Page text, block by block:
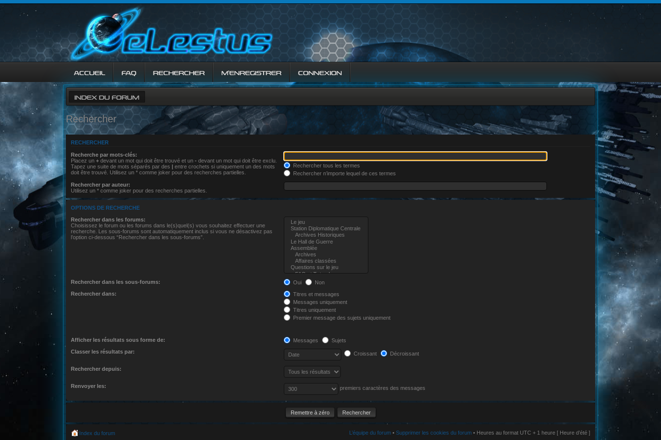
ACCUEIL FAQ RECHERCHER M’ENREGISTRER CONNEXION
INDEX DU FORUM
Rechercher
RECHERCHER
Recherche par mots-clés:
Placez un+ devant un mot qui doit être trouvé et un- devant un mot qui doit être exclu.
Tapez une suite de mots séparés par des | entre crochets si uniquement un des mots
doit être trouvé. Utilisez un * comme joker pour des recherches partielles.
Rechercher tous les termes
Rechercher n’importe lequel de ces termes
Rechercher par auteur:
Utilisez un * comme joker pour des recherches partielles.
OPTIONS DE RECHERCHE
Rechercher dans les forums:
Choisissez le forum ou les forums dans le(s)quel(s) vous souhaitez effectuer une
recherche. Les sous-forums sont automatiquement inclus si vous ne désactivez pas
l’option ci-dessous “Rechercher dans les sous-forums”.
Rechercher dans les sous-forums: Oui
Non
Rechercher dans:
Titres et messages
Messages uniquement
Titres uniquement
Premier message des sujets uniquement
Afficher les résultats sous forme de: Messages
Sujets
Classer les résultats par:
Croissant Décroissant
Rechercher depuis:
Renvoyer les: premiers caractères des messages
Index du forum L’équipe du forum• Supprimer les cookies du forum• Heures au format UTC + 1 heure [ Heure d’été ]